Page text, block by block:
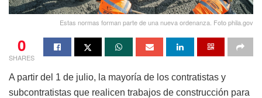
Estas normas forman parte de una nueva ordenanza. Foto phila.gov
0
SHARES
A partir del 1 de julio, la mayoría de los contratistas y
subcontratistas que realicen trabajos de construcción para